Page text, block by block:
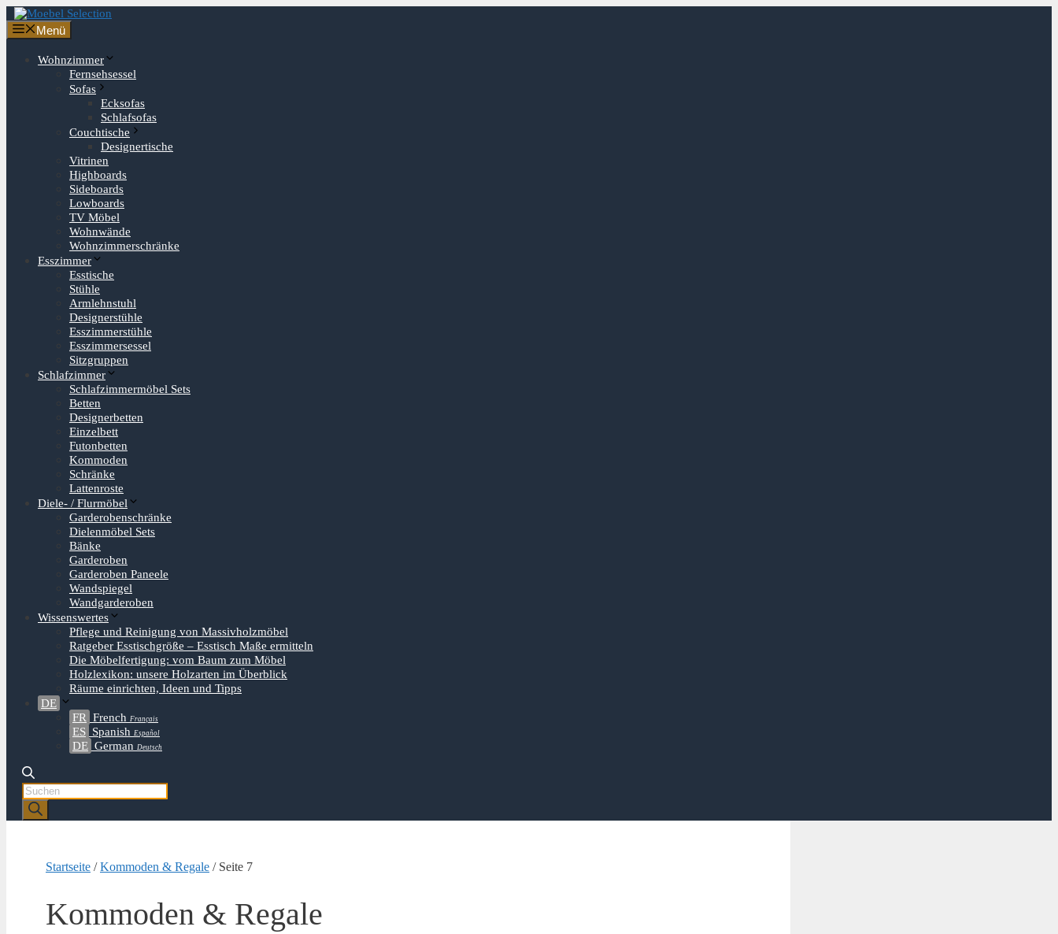
Zum
Inhalt
springen
Menü
Wohnzimmer
Fernsehsessel
Sofas
Ecksofas
Schlafsofas
Couchtische
Designertische
Vitrinen
Highboards
Sideboards
Lowboards
TV Möbel
Wohnwände
Wohnzimmerschränke
Esszimmer
Esstische
Stühle
Armlehnstuhl
Designerstühle
Esszimmerstühle
Esszimmersessel
Sitzgruppen
Schlafzimmer
Schlafzimmermöbel Sets
Betten
Designerbetten
Einzelbett
Futonbetten
Kommoden
Schränke
Lattenroste
Diele- / Flurmöbel
Garderobenschränke
Dielenmöbel Sets
Bänke
Garderoben
Garderoben Paneele
Wandspiegel
Wandgarderoben
Wissenswertes
Pflege und Reinigung von Massivholzmöbel
Ratgeber Esstischgröße – Esstisch Maße ermitteln
Die Möbelfertigung: vom Baum zum Möbel
Holzlexikon: unsere Holzarten im Überblick
Räume einrichten, Ideen und Tipps
DE
FR French Français
ES Spanish Español
DE German Deutsch
Products
search
Startseite /Kommoden & Regale / Seite 7
Kommoden & Regale